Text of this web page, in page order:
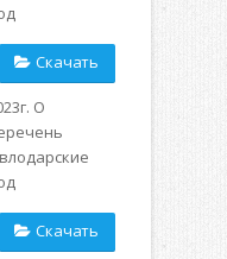
Скачать
О
Скачать